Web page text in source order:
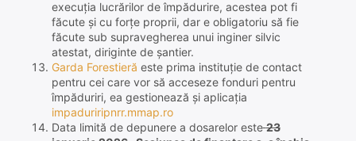
execuția lucrărilor de împădurire, acestea pot fi
făcute și cu forțe proprii, dar e obligatoriu să fie
făcute sub supravegherea unui inginer silvic
atestat, diriginte de șantier.
Garda Forestieră este prima instituție de contact
pentru cei care vor să acceseze fonduri pentru
împăduriri, ea gestionează și aplicația
impaduriripnrr.mmap.ro
Data limită de depunere a dosarelor este 23